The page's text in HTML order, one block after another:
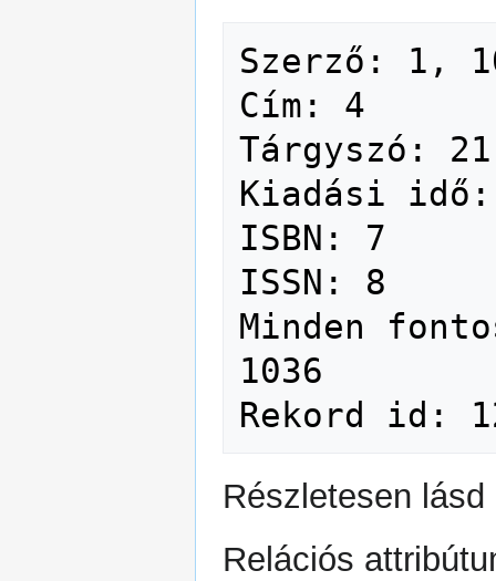
Szerző: 1,
Cím: 4
Tárgyszó: 21
Kiadási
ISBN: 7
ISSN: 8
Minden
1036
Részletesen
Relációs